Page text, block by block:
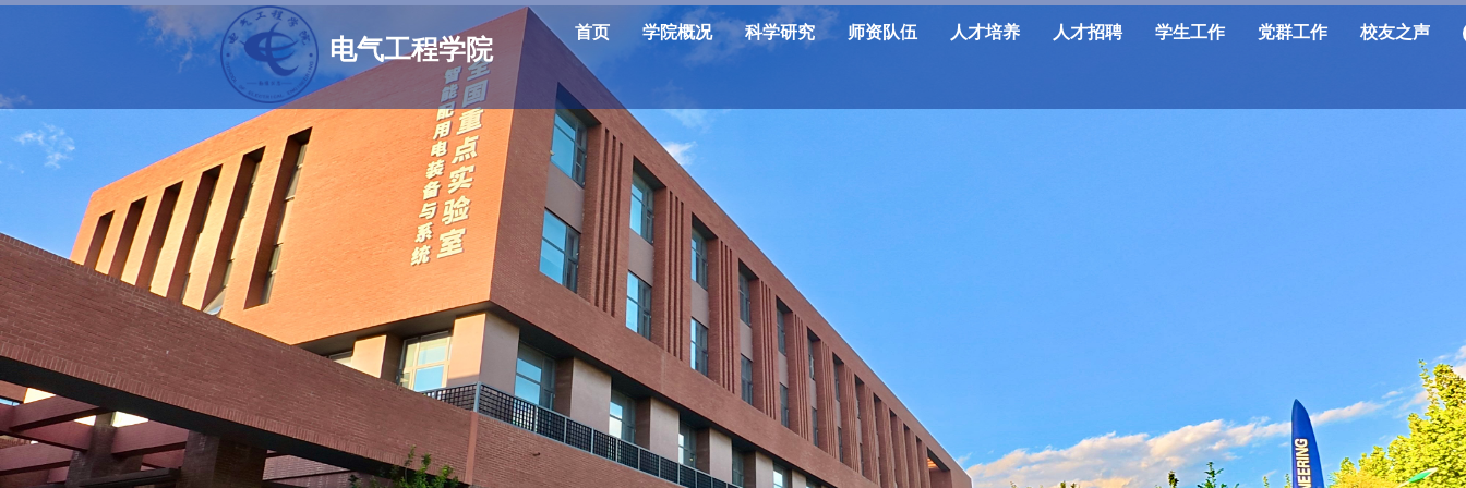
电气工程学院
首页 学院概况 科学研究 师资队伍 人才培养 人才招聘 学生工作 党群工作 校友之声